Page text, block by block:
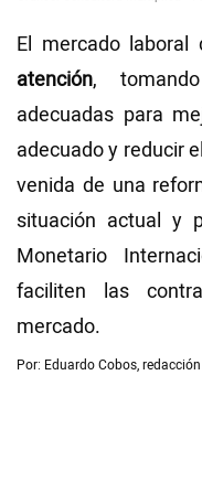
El mercado
atención,
adecuadas para
adecuado y reducir
venida de una
situación actual y
Monetario
faciliten las
mercado.
Por: Eduardo Cobos, redacción